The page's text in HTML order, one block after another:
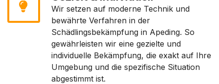
Wir setzen auf moderne Technik und
bewährte Verfahren in der
Schädlingsbekämpfung in Apeding. So
gewährleisten wir eine gezielte und
individuelle Bekämpfung, die exakt auf Ihre
Umgebung und die spezifische Situation
abgestimmt ist.